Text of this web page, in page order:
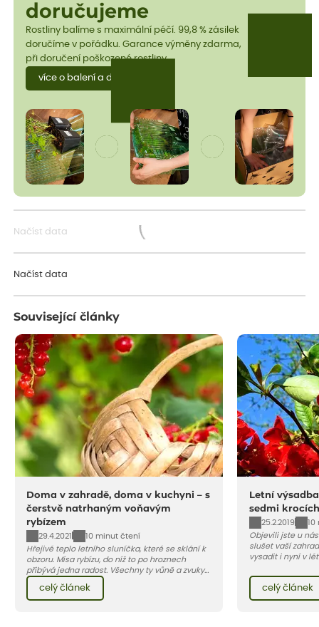
doručujeme
Rostliny balíme s maximální péčí. 99,8 % zásilek
doručíme v pořádku. Garance výměny zdarma,
při doručení poškozené rostliny.
více o balení a dopravě
Načíst data
Načíst data
Související články
Doma v zahradě, doma v kuchyni – s
čerstvě natrhaným voňavým
rybízem
29.4.2021
10 minut čtení
Hřejivé teplo letního sluníčka, které se sklání k
obzoru. Mísa rybízu, do níž to po hroznech
přibývá jedna radost. Všechny ty vůně a zvuky
červencové zahrady. Sklizeň rybízu do kuchyně
vnese neuvěřitelný klid a radost. A taky trochu
bezstarostnosti dětství při mlsání babiččina
celý článek
Letní
sedmi krocích
25.2.2019
10
Objevili jste u
slušet vaší
vysadit i nyní v
celý rok – nyní
vody než na jaře
celý článek